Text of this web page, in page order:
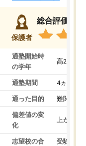
保護者
総合評価
通塾開始時
の学年
高2
通塾期間 4ヵ月～1
通った目的 難関私立
偏差値の変
化
上がった
志望校の合
受験して